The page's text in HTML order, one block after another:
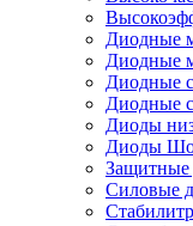
Диодные
Диодные
Диодные
Диодные
Диоды
Диоды
Силовые